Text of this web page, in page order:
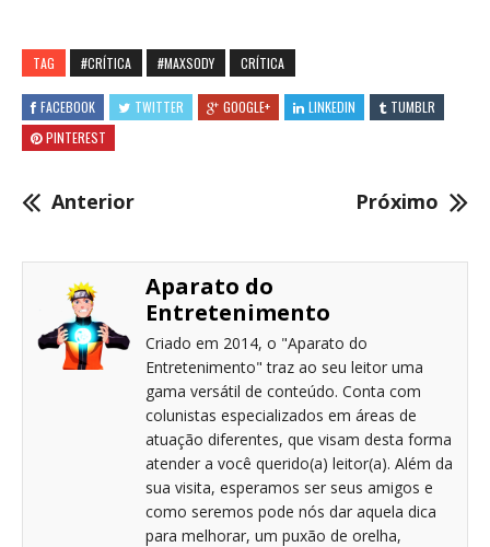
TAG #CRÍTICA #MAXSODY CRÍTICA
FACEBOOK TWITTER GOOGLE+ LINKEDIN
TUMBLR
PINTEREST
Anterior Próximo
Aparato do
Entretenimento
Criado em 2014, o "Aparato do
Entretenimento" traz ao seu leitor uma
gama versátil de conteúdo. Conta com
colunistas especializados em áreas de
atuação diferentes, que visam desta forma
atender a você querido(a) leitor(a). Além da
sua visita, esperamos ser seus amigos e
como seremos pode nós dar aquela dica
para melhorar, um puxão de orelha,